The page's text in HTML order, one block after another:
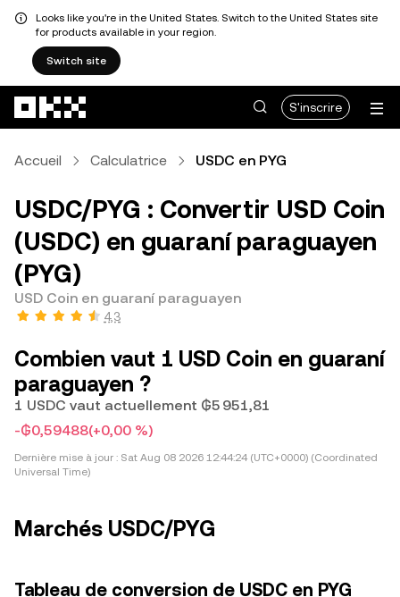
Looks like you're in the United States. Switch to the United States site
for products available in your region.
Switch site
S'inscrire
Accueil Calculatrice USDC en PYG
USDC/PYG : Convertir USD Coin
(USDC) en guaraní paraguayen
(PYG)
USD Coin en guaraní paraguayen
4,3
Combien vaut 1 USD Coin en guaraní
paraguayen ?
1 USDC vaut actuellement ₲5 951,81
-₲0,59488(+0,00 %)
Dernière mise à jour : Sat Aug 08 2026 12:44:24 (UTC+0000) (Coordinated
Universal Time)
Marchés USDC/PYG
Tableau de conversion de USDC en PYG